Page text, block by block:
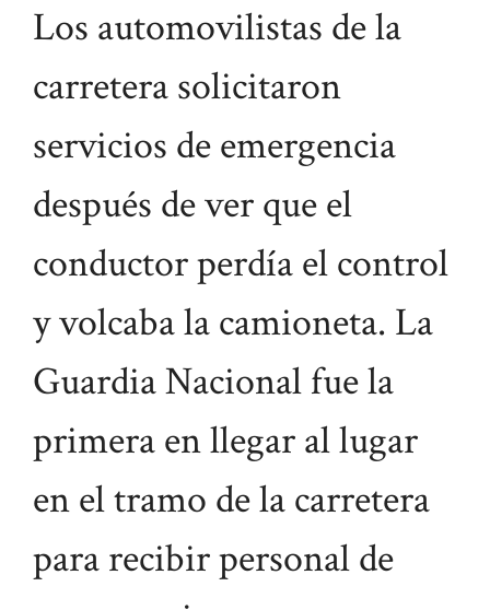
Los automovilistas de la
carretera solicitaron
servicios de emergencia
después de ver que el
conductor perdía el control
y volcaba la camioneta. La
Guardia Nacional fue la
primera en llegar al lugar
en el tramo de la carretera
para recibir personal de